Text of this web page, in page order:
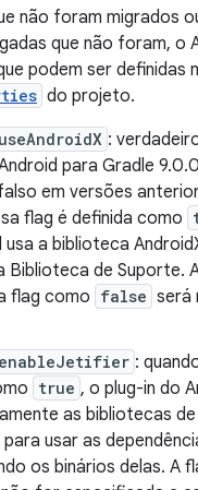
não foram migrados
que não foram, o
podem ser definidas
do projeto.
:
para Gradle
em versões
flag é definida como
usa a biblioteca
Biblioteca de Suporte.
flag como false será
:
true , o plug-in do
as bibliotecas
usar as
os binários delas. A